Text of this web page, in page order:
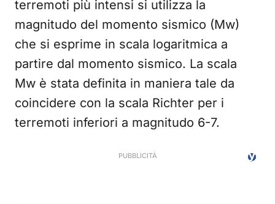
terremoti più intensi si utilizza la
magnitudo del momento sismico (Mw)
che si esprime in scala logaritmica a
partire dal momento sismico. La scala
Mw è stata definita in maniera tale da
coincidere con la scala Richter per i
terremoti inferiori a magnitudo 6-7.